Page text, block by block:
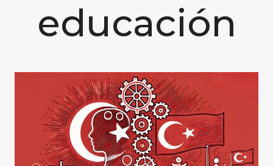
educación